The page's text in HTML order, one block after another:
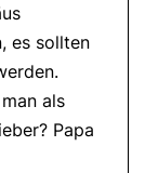
es sollten
als
Papa